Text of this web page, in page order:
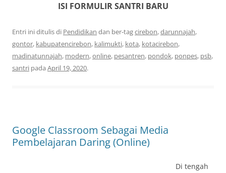
ISI FORMULIR SANTRI BARU
Entri ini ditulis di Pendidikan dan ber-tagcirebon,darunnajah,
gontor, kabupatencirebon, kalimukti, kota, kotacirebon,
madinatunnajah, modern,online, pesantren, pondok, ponpes, psb,
santri pada April 19, 2020.
Google Classroom Sebagai Media
Pembelajaran Daring (Online)
Di tengah